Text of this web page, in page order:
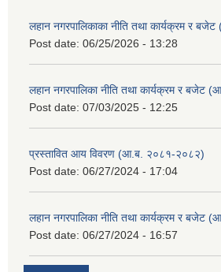
लहान नगरपालिकाका नीति तथा कार्यक्रम र
Post date: 06/25/2026 - 13:28
लहान नगरपालिका नीति तथा कार्यक्रम र
Post date: 07/03/2025 - 12:25
प्रस्तावित आय विवरण (आ.ब. २०८१-२०८२)
Post date: 06/27/2024 - 17:04
लहान नगरपालिका नीति तथा कार्यक्रम र
Post date: 06/27/2024 - 16:57